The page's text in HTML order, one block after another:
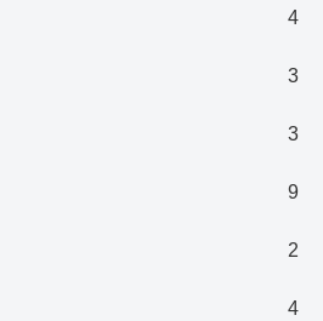
4
3
3
9
2
4